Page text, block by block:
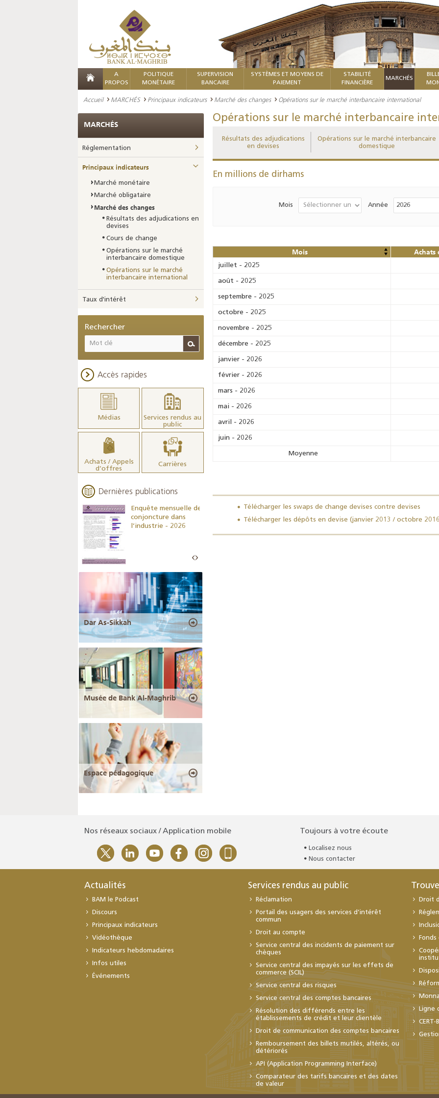
A
PROPOS
POLITIQUE
MONÉTAIRE
SUPERVISION
BANCAIRE
SYSTÈMES ET MOYENS DE
PAIEMENT
STABILITÉ
FINANCIÈRE
MARCHÉS
Accueil MARCHÉS Principaux indicateurs Marché des changes Opérations sur le marché interbancaire international
Opérations sur le marché interbancaire
Résultats des adjudications
en devises
Opérations sur le marché interbancaire
domestique
En millions de dirhams
Mois Année
Mois Achats
juillet - 2025
août - 2025
septembre - 2025
octobre - 2025
novembre - 2025
décembre - 2025
janvier- 2026
février- 2026
mars - 2026
mai - 2026
avril - 2026
juin - 2026
Moyenne
Télécharger les swaps de change devises contre devises
Télécharger les dépôts en devise (janvier 2013 / octobre
MARCHÉS
Réglementation
Principaux indicateurs
Marché monétaire
Marché obligataire
Marché des changes
Résultats des adjudications en
devises
Cours de change
Opérations sur le marché
interbancaire domestique
Opérations sur le marché
interbancaire international
Taux d'intérêt
Rechercher
Accès rapides
Médias
Services rendus au
public
Achats / Appels
d’offres
Carrières
Dernières publications
Enquête mensuelle de
conjoncture dans
l’industrie - 2026
Résultats trimestriels
de l’enquête de
Indicateurs clés des
statistiques
Dar As-Sikkah
Musée de Bank Al-Maghrib
Espace pédagogique
Nos réseaux sociaux / Application mobile Toujours à votre écoute
Localisez nous
Nous contacter
Actualités
BAM le Podcast
Discours
Principaux indicateurs
Vidéothèque
Indicateurs hebdomadaires
Infos utiles
Événements
Services rendus au public
Réclamation
Portail des usagers des services d’intérêt
commun
Droit au compte
Service central des incidents de paiement sur
chèques
Service central des impayés sur les effets de
commerce (SCIL)
Service central des risques
Service central des comptes bancaires
Résolution des différends entre les
établissements de crédit et leur clientèle
Droit de communication des comptes bancaires
Remboursement des billets mutilés, altérés, ou
détériorés
API (Application Programming Interface)
Comparateur des tarifs bancaires et des dates
de valeur
Droit
Ligne
CERT-